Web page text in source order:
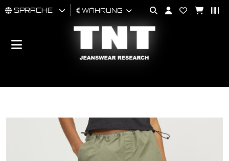
MÄNNER
BRAND
SPRACHE WÄHRUNG